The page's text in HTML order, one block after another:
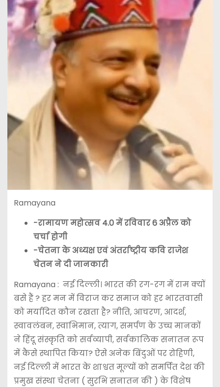
Ramayana
-रामायण महोत्सव 4.0 में रविवार 6 अप्रैल को
चर्चा होगी
-चेतना के अध्यक्ष एवं अंतर्राष्ट्रीय कवि राजेश
चेतन ने दी जानकारी
Ramayana : नई दिल्ली। भारत की रग-रग में राम क्यों
बसे हैं ? हर मन में विराज कर समाज को हर भारतवासी
को मर्यादित कौन रखता है? नीति, आचरण, आदर्श,
स्वावलंबन, स्वाभिमान, त्याग, समर्पण के उच्च मानकों
ने हिंदू संस्कृति को सर्वव्यापी, सर्वकालिक सनातन रूप
में कैसे स्थापित किया? ऐसे अनेक बिंदुओं पर रोहिणी,
नई दिल्ली में भारत के शाश्वत मूल्यों को समर्पित देश की
प्रमुख संस्था चेतना ( सुरभि सनातन की ) के विशेष